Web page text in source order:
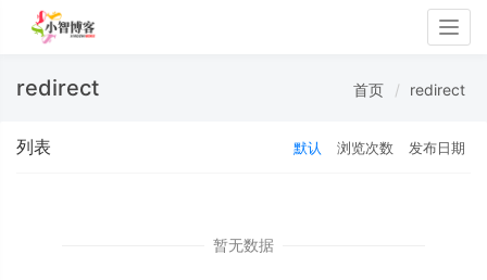
redirect 首页 redirect
列表 默认 浏览次数 发布日期
暂无数据